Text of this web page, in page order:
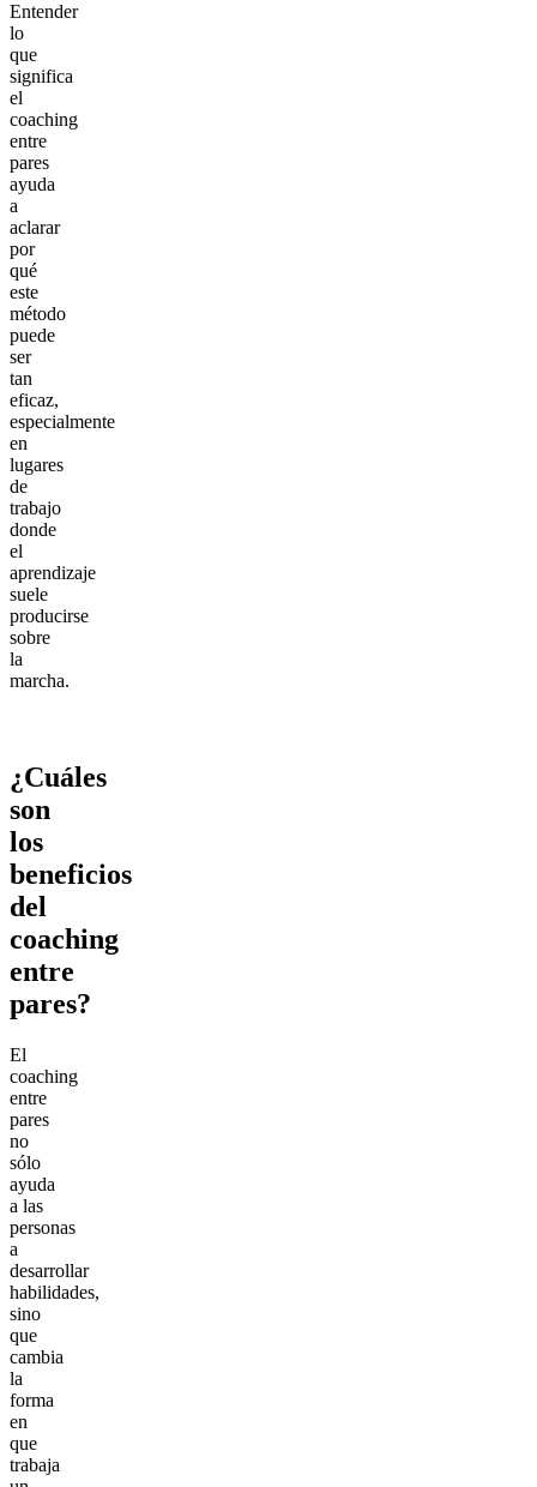
Entender
lo
que
significa
el
coaching
entre
pares
ayuda
a
aclarar
por
qué
este
método
puede
ser
tan
eficaz,
especialmente
en
lugares
de
trabajo
donde
el
aprendizaje
suele
producirse
sobre
la
marcha.
¿Cuáles
son
los
beneficios
del
coaching
entre
pares?
El
coaching
entre
pares
no
sólo
ayuda
a las
personas
a
desarrollar
habilidades,
sino
que
cambia
la
forma
en
que
trabaja